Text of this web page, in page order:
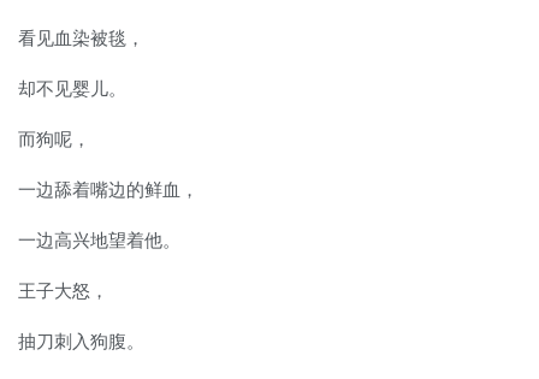
看见血染被毯，
却不见婴儿。
而狗呢，
一边舔着嘴边的鲜血，
一边高兴地望着他。
王子大怒，
抽刀刺入狗腹。